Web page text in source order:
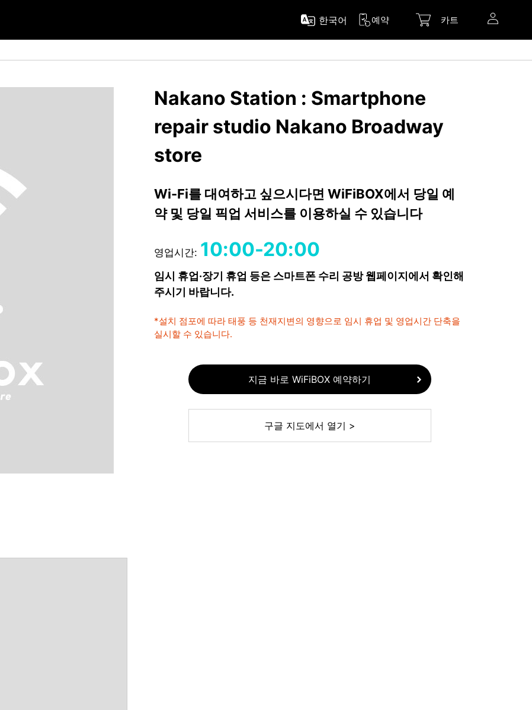
한국어 예약 카트
Nakano Station : Smartphone
repair studio Nakano Broadway
store
Wi-Fi를 대여하고 싶으시다면 WiFiBOX에서 당일 예
약 및 당일 픽업 서비스를 이용하실 수 있습니다
영업시간: 10:00-20:00
임시 휴업·장기 휴업 등은 스마트폰 수리 공방 웹페이지에서 확인해
주시기 바랍니다.
*설치 점포에 따라 태풍 등 천재지변의 영향으로 임시 휴업 및 영업시간 단축을
실시할 수 있습니다.
지금 바로 WiFiBOX 예약하기
구글 지도에서 열기 >